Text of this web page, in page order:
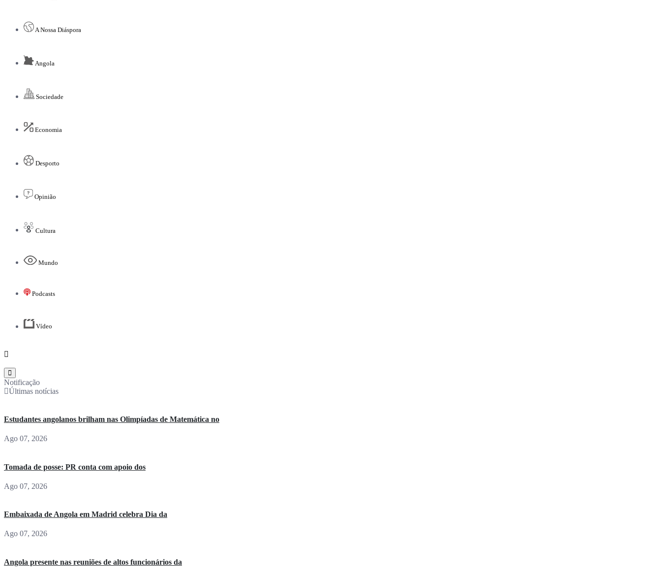
A Nossa Diáspora
Angola
Sociedade
Economia
Desporto
Opinião
Cultura
Mundo
Podcasts
Vídeo
Notificação
Últimas notícias
Estudantes angolanos brilham nas Olimpíadas de Matemática no
Ago 07, 2026
Tomada de posse: PR conta com apoio dos
Ago 07, 2026
Embaixada de Angola em Madrid celebra Dia da
Ago 07, 2026
Angola presente nas reuniões de altos funcionários da